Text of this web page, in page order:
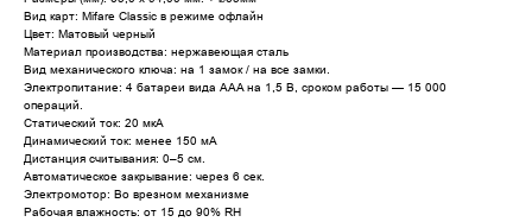
Вид карт: Mifare Classic в режиме офлайн
Цвет: Матовый черный
Материал производства: нержавеющая сталь
Вид механического ключа: на 1 замок / на все замки.
Электропитание: 4 батареи вида AAA на 1,5 В, сроком работы — 15 000
операций.
Статический ток: 20 мкА
Динамический ток: менее 150 мА
Дистанция считывания: 0–5 см.
Автоматическое закрывание: через 6 сек.
Электромотор: Во врезном механизме
Рабочая влажность: от 15 до 90% RH